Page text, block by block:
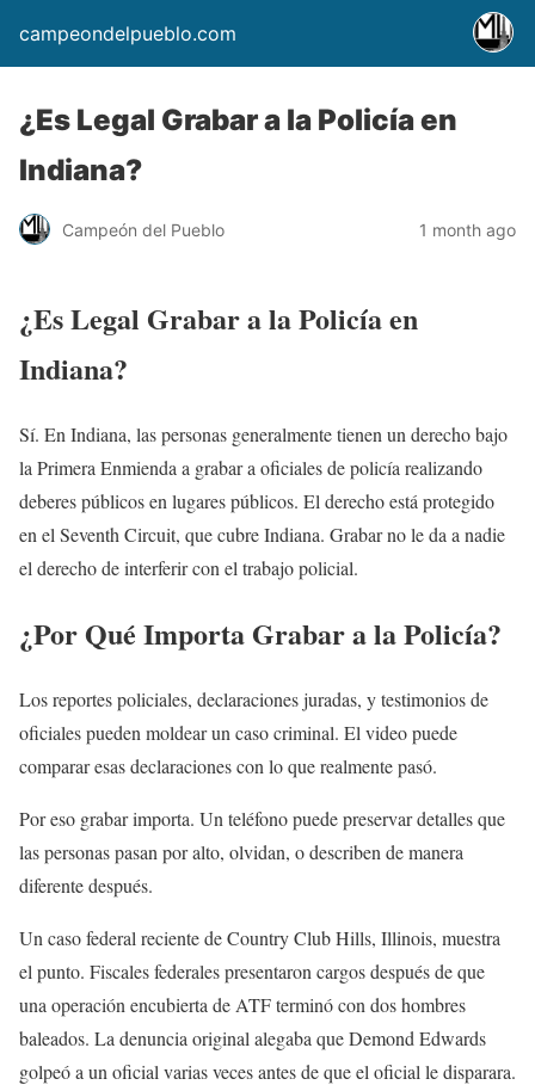
campeondelpueblo.com
¿Es Legal Grabar a la Policía en
Indiana?
Campeón del Pueblo 1 month ago
¿Es Legal Grabar a la Policía en
Indiana?
Sí. En Indiana, las personas generalmente tienen un derecho bajo
la Primera Enmienda a grabar a oficiales de policía realizando
deberes públicos en lugares públicos. El derecho está protegido
en el Seventh Circuit, que cubre Indiana. Grabar no le da a nadie
el derecho de interferir con el trabajo policial.
¿Por Qué Importa Grabar a la Policía?
Los reportes policiales, declaraciones juradas, y testimonios de
oficiales pueden moldear un caso criminal. El video puede
comparar esas declaraciones con lo que realmente pasó.
Por eso grabar importa. Un teléfono puede preservar detalles que
las personas pasan por alto, olvidan, o describen de manera
diferente después.
Un caso federal reciente de Country Club Hills, Illinois, muestra
el punto. Fiscales federales presentaron cargos después de que
una operación encubierta de ATF terminó con dos hombres
baleados. La denuncia original alegaba que Demond Edwards
golpeó a un oficial varias veces antes de que el oficial le disparara.